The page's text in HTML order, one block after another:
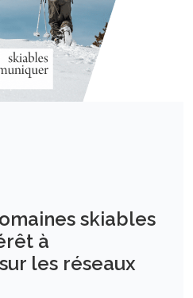
skiables
à
les réseaux